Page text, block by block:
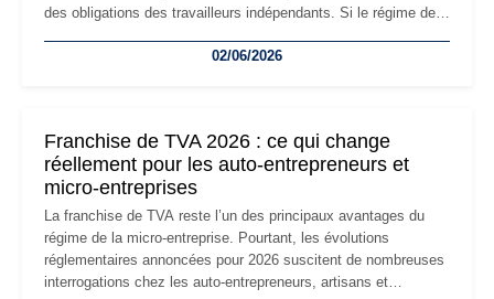
des obligations des travailleurs indépendants. Si le régime de
les auto-entrepreneurs devront s'adapter à un environnement
02/06/2026
Franchise de TVA 2026 : ce qui change
réellement pour les auto-entrepreneurs et
micro-entreprises
La franchise de TVA reste l’un des principaux avantages du
régime de la micro-entreprise. Pourtant, les évolutions
réglementaires annoncées pour 2026 suscitent de nombreuses
interrogations chez les auto-entrepreneurs, artisans et